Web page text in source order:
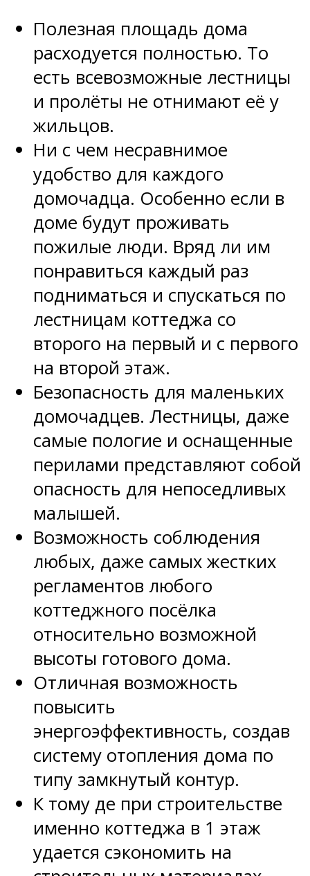
Полезная площадь дома
расходуется полностью. То
есть всевозможные лестницы
и пролёты не отнимают её у
жильцов.
Ни с чем несравнимое
удобство для каждого
домочадца. Особенно если в
доме будут проживать
пожилые люди. Вряд ли им
понравиться каждый раз
подниматься и спускаться по
лестницам коттеджа со
второго на первый и с первого
на второй этаж.
Безопасность для маленьких
домочадцев. Лестницы, даже
самые пологие и оснащенные
перилами представляют собой
опасность для непоседливых
малышей.
Возможность соблюдения
любых, даже самых жестких
регламентов любого
коттеджного посёлка
относительно возможной
высоты готового дома.
Отличная возможность
повысить
энергоэффективность, создав
систему отопления дома по
типу замкнутый контур.
К тому де при строительстве
именно коттеджа в 1 этаж
удается сэкономить на